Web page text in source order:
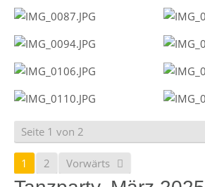
Seite 1 von 2
1 2 Vorwärts